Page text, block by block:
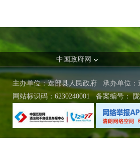
中国政府网
主办单位：迭部县人民政府 承办单位
网站标识码：6230240001
备案编号：